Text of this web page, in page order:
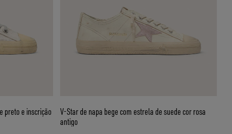
V-Star de napa bege com estrela de suede cor rosa
antigo